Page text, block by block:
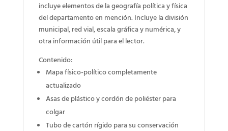
incluye elementos de la geografía política y física
del departamento en mención. Incluye la división
municipal, red vial, escala gráfica y numérica, y
otra información útil para el lector.
Contenido:
Mapa físico-político completamente
actualizado
Asas de plástico y cordón de poliéster para
colgar
Tubo de cartón rígido para su conservación